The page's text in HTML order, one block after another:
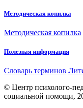
Методическая копилка
Методическая копилка
Полезная информация
Словарь терминов
© Центр психолого-
социальной помощи,